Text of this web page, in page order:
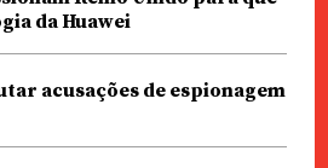
da Huawei
acusações de espionagem